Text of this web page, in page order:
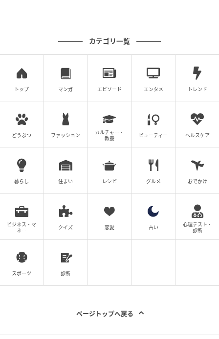
グリーンのドレスも身にまとい、注目の的となった。
カテゴリ一覧
トップ マンガ エピソード エンタメ トレンド
どうぶつ ファッション
カルチャー・
教養
ビューティー ヘルスケア
暮らし 住まい レシピ グルメ おでかけ
ビジネス・マ
ネー
クイズ 恋愛 占い
心理テスト・
診断
スポーツ 診断
ページトップへ戻る